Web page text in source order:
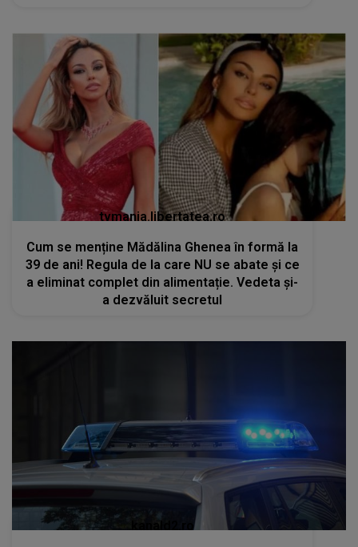
tvmania.libertatea.ro
Cum se menține Mădălina Ghenea în formă la
39 de ani! Regula de la care NU se abate și ce
a eliminat complet din alimentație. Vedeta și-
a dezvăluit secretul
kanald2.ro